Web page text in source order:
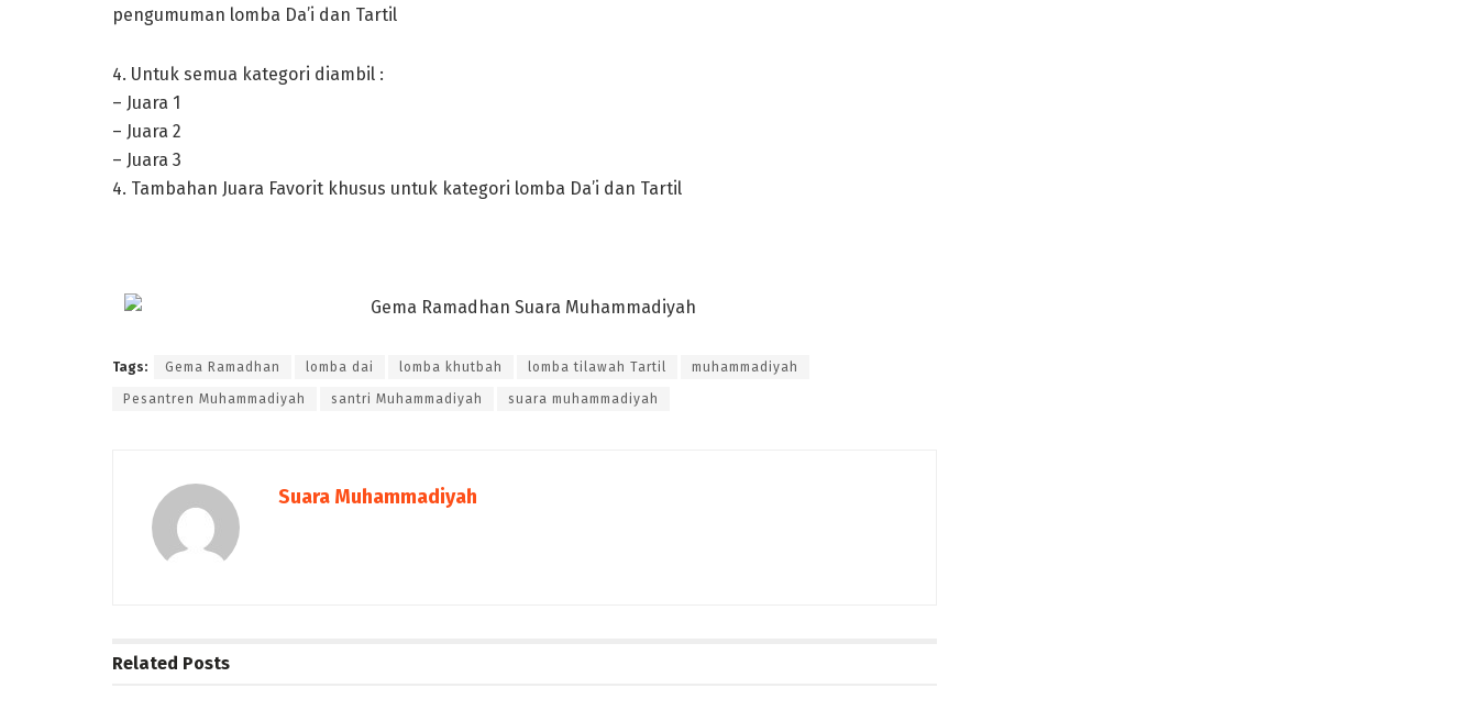
pengumuman lomba Da’i dan Tartil
4. Untuk semua kategori diambil :
– Juara 1
– Juara 2
– Juara 3
4. Tambahan Juara Favorit khusus untuk kategori lomba Da’i dan Tartil
Tags: Gema Ramadhan lomba dai lomba khutbah lomba tilawah Tartil muhammadiyah
Pesantren Muhammadiyah santri Muhammadiyah suara muhammadiyah
Suara Muhammadiyah
Related Posts